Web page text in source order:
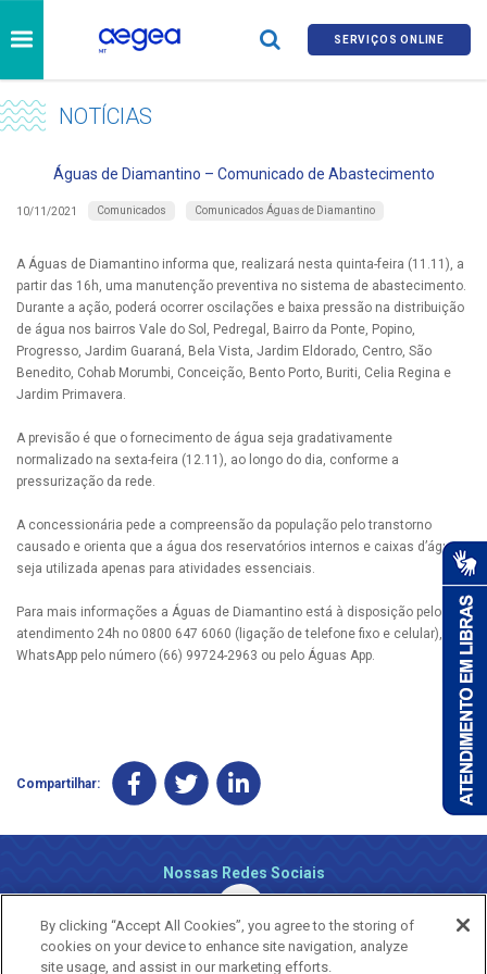
SERVIÇOS ONLINE
NOTÍCIAS
Águas de Diamantino – Comunicado de Abastecimento
10/11/2021 Comunicados Comunicados Águas de Diamantino
A Águas de Diamantino informa que, realizará nesta quinta-feira (11.11), a
partir das 16h, uma manutenção preventiva no sistema de abastecimento.
Durante a ação, poderá ocorrer oscilações e baixa pressão na distribuição
de água nos bairros Vale do Sol, Pedregal, Bairro da Ponte, Popino,
Progresso, Jardim Guaraná, Bela Vista, Jardim Eldorado, Centro, São
Benedito, Cohab Morumbi, Conceição, Bento Porto, Buriti, Celia Regina e
Jardim Primavera.
A previsão é que o fornecimento de água seja gradativamente
normalizado na sexta-feira (12.11), ao longo do dia, conforme a
pressurização da rede.
A concessionária pede a compreensão da população pelo transtorno
causado e orienta que a água dos reservatórios internos e caixas d’água
seja utilizada apenas para atividades essenciais.
Para mais informações a Águas de Diamantino está à disposição pelo
atendimento 24h no 0800 647 6060 (ligação de telefone fixo e celular), via
WhatsApp pelo número (66) 99724-2963 ou pelo Águas App.
Compartilhar:
Nossas Redes Sociais
By clicking “Accept All Cookies”, you agree to the storing of
cookies on your device to enhance site navigation, analyze
site usage, and assist in our marketing efforts.